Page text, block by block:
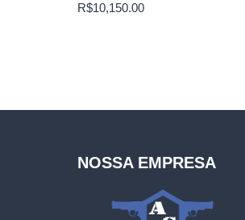
R$10,150.00
NOSSA EMPRESA